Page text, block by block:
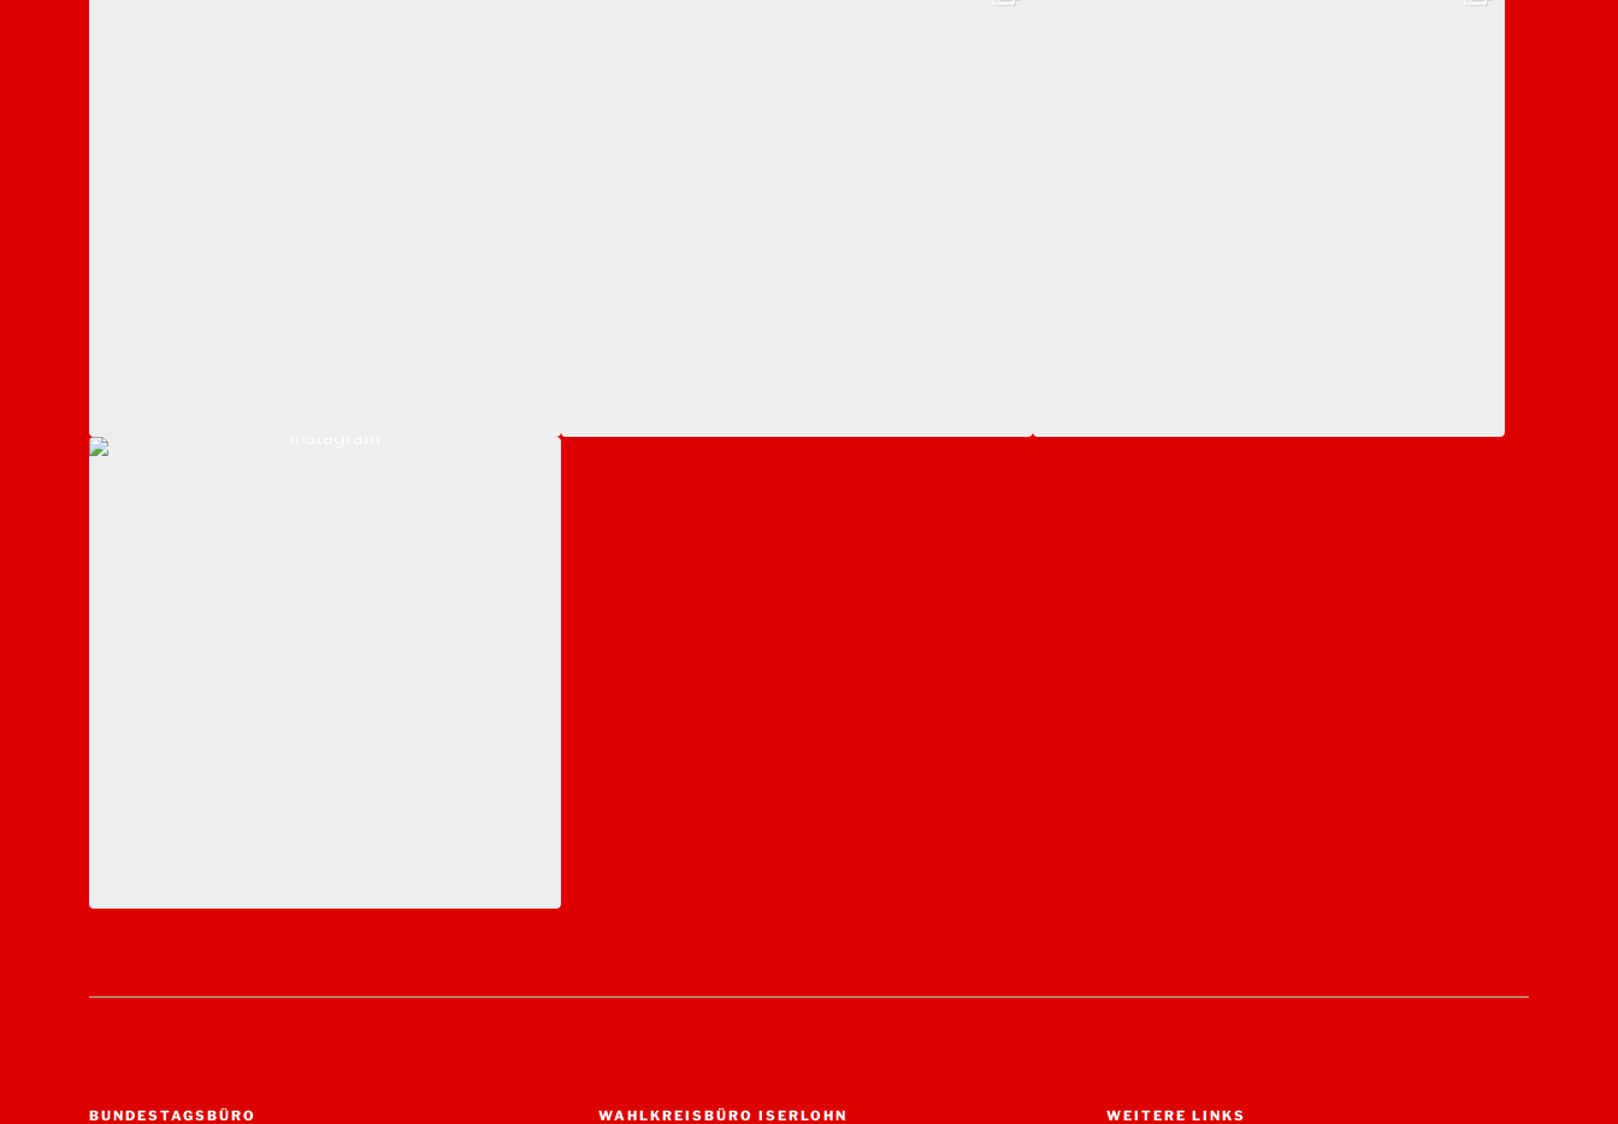
BUNDESTAGSBÜRO WAHLKREISBÜRO ISERLOHN WEITERE LINKS